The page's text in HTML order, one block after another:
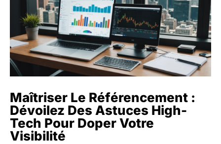
Maîtriser Le Référencement :
Dévoilez Des Astuces High-
Tech Pour Doper Votre
Visibilité